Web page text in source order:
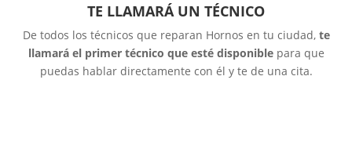
TE LLAMARÁ UN TÉCNICO
De todos los técnicos que reparan Hornos en tu ciudad, te
llamará el primer técnico que esté disponiblepara que
puedas hablar directamente con él y te de una cita.